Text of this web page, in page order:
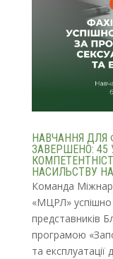
НАВЧАННЯ ДЛЯ
ЗАВЕРШЕНО: 45
НАСИЛЬСТВУ
Команда
«МЦРЛ»
представників
програмою
та експлуатації